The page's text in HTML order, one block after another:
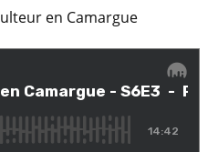
en Camargue